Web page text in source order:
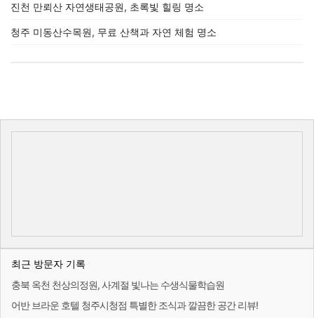
진천 만뢰산 자연생태공원, 초록빛 힐링 명소
청주 미동산수목원, 무료 산책과 자연 체험 명소
최근 방문자 기록
충북 옥천 천상의정원, 사계절 빛나는 수생식물학습원
어반 브라운 호텔 청주시청점 특별한 조식과 깔끔한 공간 리뷰!